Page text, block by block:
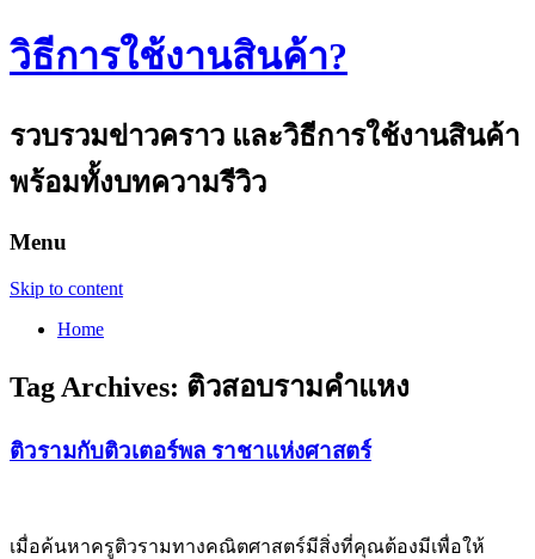
วิธีการใช้งานสินค้า?
รวบรวมข่าวคราว และวิธีการใช้งานสินค้า
พร้อมทั้งบทความรีวิว
Menu
Skip to content
Home
Tag Archives: ติวสอบรามคำแหง
ติวรามกับติวเตอร์พล ราชาแห่งศาสตร์
เมื่อค้นหาครูติวรามทางคณิตศาสตร์มีสิ่งที่คุณต้องมีเพื่อให้